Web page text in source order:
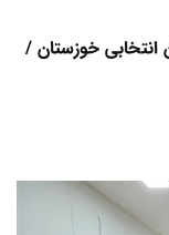
انتخابی خوزستان /